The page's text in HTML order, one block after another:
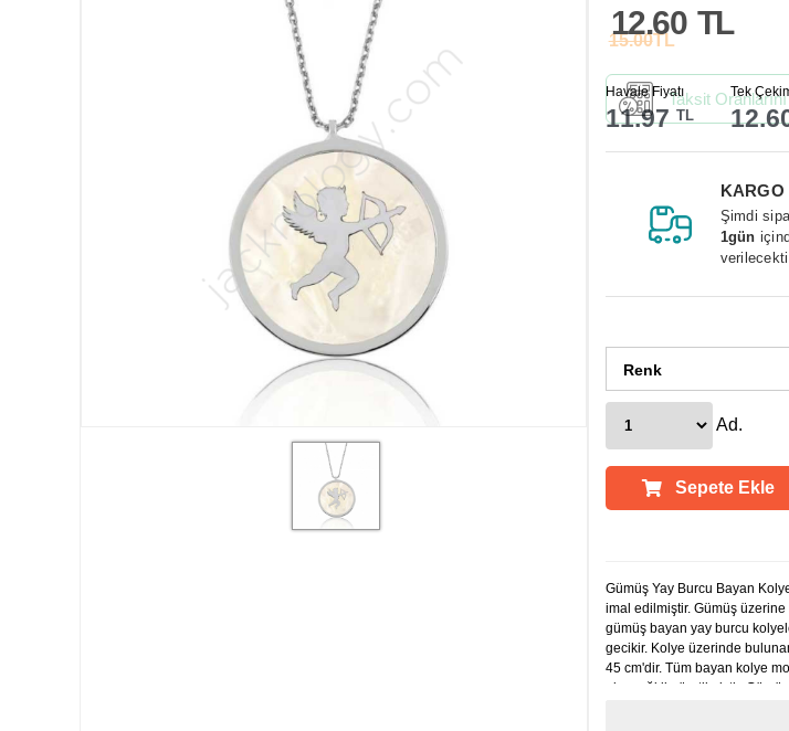
15.00TL
12.60 TL
Havale Fiyatı
11.97 TL
Tek
Taksit
KARGO
Şimdi
1gün
Renk
Ad.
Sepete Ekle
Gümüş Yay Burcu Bayan
imal edilmiştir. Gümüş üzerine
gümüş bayan yay burcu
gecikir. Kolye üzerinde
45 cm'dir. Tüm bayan kolye
el emeği ile üretilmiştir.